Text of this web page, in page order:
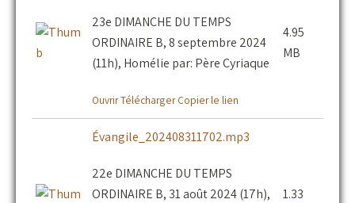
23e DIMANCHE DU TEMPS
ORDINAIRE B, 8 septembre 2024
(11h), Homélie par: Père Cyriaque
OuvrirTélécharger Copier le lien
4.95
MB
Évangile_202408311702.mp3
22e DIMANCHE DU TEMPS
ORDINAIRE B, 31 août 2024 (17h),
1.33